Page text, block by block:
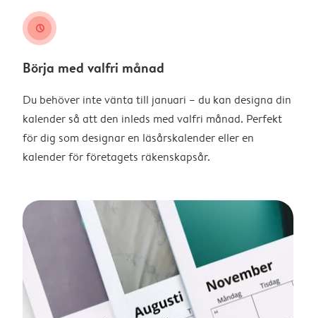
clock
Börja med valfri månad
Du behöver inte vänta till januari – du kan designa din
kalender så att den inleds med valfri månad. Perfekt
för dig som designar en läsårskalender eller en
kalender för företagets räkenskapsår.